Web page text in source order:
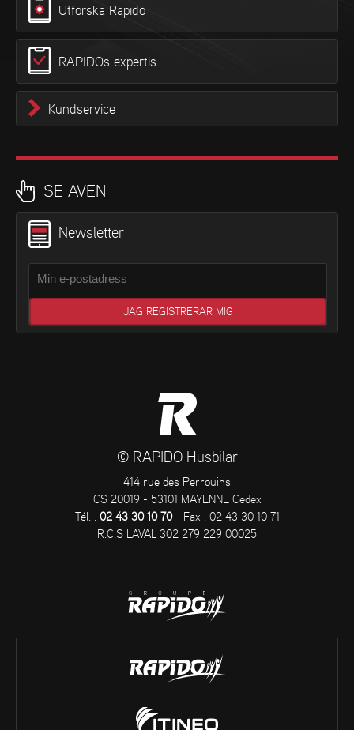
Utforska Rapido
RAPIDOs expertis
Kundservice
SE ÄVEN
Newsletter
© RAPIDO Husbilar
414 rue des Perrouins
CS 20019 - 53101 MAYENNE Cedex
Tél. : 02 43 30 10 70- Fax : 02 43 30 10 71
R.C.S LAVAL 302 279 229 00025